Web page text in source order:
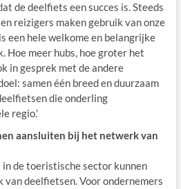
de deelfiets een succes is. Steeds
reizigers maken gebruik van onze
een hele welkome en belangrijke
Hoe meer hubs, hoe groter het
in gesprek met de andere
samen één breed en duurzaam
die onderling
regio.’
aansluiten bij het netwerk van
de toeristische sector kunnen
deelfietsen. Voor ondernemers